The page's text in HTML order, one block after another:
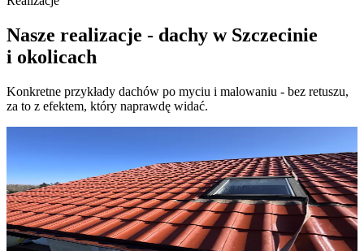
Nasze realizacje - dachy w Szczecinie
i okolicach
Konkretne przykłady dachów po myciu i malowaniu - bez retuszu,
za to z efektem, który naprawdę widać.
Mycie dachu z odgrzybianiem - Goleńów
Zakres: Mycie dachu z odgrzybianiem chemicznym i usunięciem
zabrudzeń.